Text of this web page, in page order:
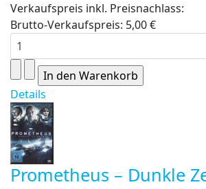
Verkaufspreis inkl. Preisnachlass:
Brutto-Verkaufspreis: 5,00 €
Details
Prometheus – Dunkle